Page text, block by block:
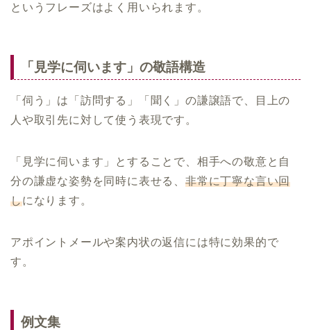
というフレーズはよく用いられます。
「見学に伺います」の敬語構造
「伺う」は「訪問する」「聞く」の謙譲語で、目上の
人や取引先に対して使う表現です。
「見学に伺います」とすることで、相手への敬意と自
分の謙虚な姿勢を同時に表せる、 非常に丁寧な言い回
しになります。
アポイントメールや案内状の返信には特に効果的で
す。
例文集